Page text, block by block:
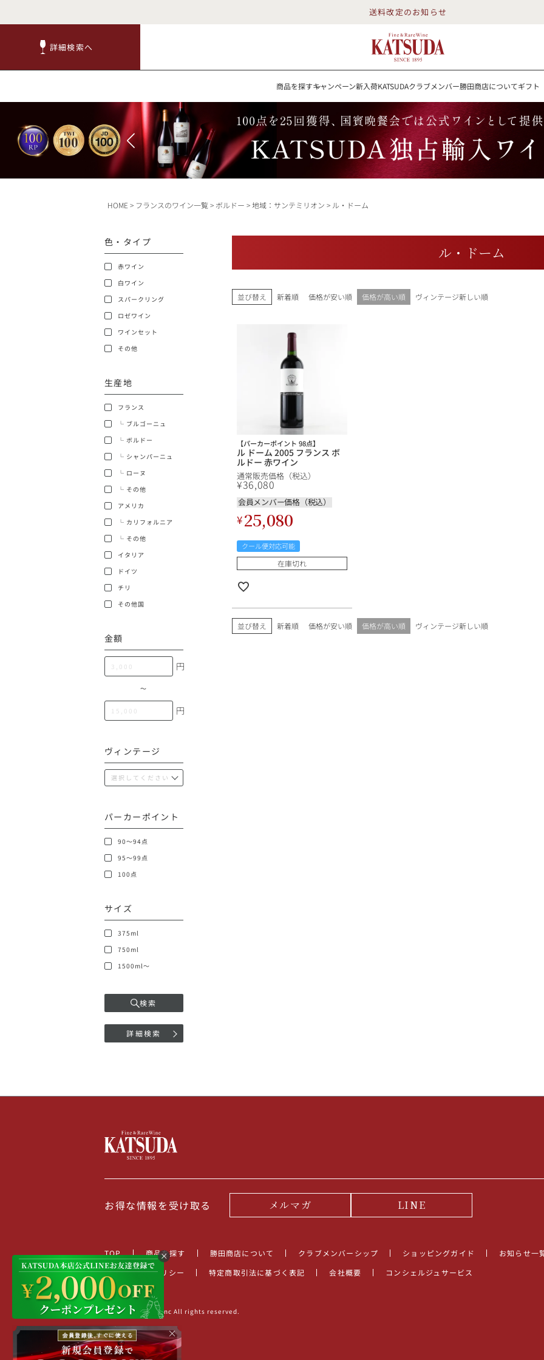
送料改定のお知らせ
詳細検索へ
商品を探すキャンペーン新入荷KATSUDAクラブメンバー勝田商店についてギフト
送料改定のお知らせ
詳細検索へ
商品を探すキャンペーン新入荷KATSUDAクラブメンバー勝田商店について
赤ワイン
白ワイン スパークリング ロゼワイン RP100点
詳細検索する
ショッピングガイド ギフトラッピング
DRC
フランス
ボルドー
アメリカ
種類で探す
スパークリング
価格帯から探す
100,000円〜199,999円
500,000円〜
お得な情報を受け取る
メルマガ
HOME フランスのワイン一覧 ボルドー 地域：サンテミリオン ル・ドーム
色・タイプ
赤ワイン
白ワイン
スパークリング
ロゼワイン
ワインセット
その他
生産地
フランス
└ ブルゴーニュ
└ ボルドー
└ シャンパーニュ
└ ローヌ
└ その他
アメリカ
└ カリフォルニア
└ その他
イタリア
ドイツ
チリ
その他国
金額
円
〜
円
ヴィンテージ
パーカーポイント
90～94点
95～99点
100点
サイズ
375ml
750ml
1500ml～
検索
詳細検索
ル・ドーム
並び替え 新着順 価格が安い順 価格が高い順 ヴィンテージ新しい順
【パーカーポイント 98点】
ル ドーム 2005 フランス ボ
ルドー 赤ワイン
通常販売価格（税込）
¥36,080
会員メンバー価格（税込）
¥25,080
クール便対応可能
在庫切れ
並び替え 新着順 価格が安い順 価格が高い順 ヴィンテージ新しい順
×
お得な情報を受け取る メルマガ LINE
TOP 商品を探す 勝田商店について クラブメンバーシップ ショッピングガイド お知らせ一
プライバシーポリシー
特定商取引法に基づく表記 会社概要 コンシェルジュサービス
©2022 KATSUDA.inc All rights reserved.